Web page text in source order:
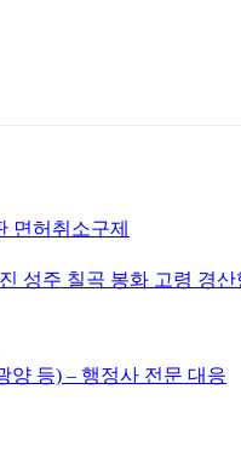
면허취소구제
성주 칠곡 봉화 고령 경
양 등) – 행정사 전문 대응